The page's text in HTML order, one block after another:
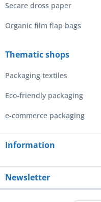
Secare dross paper
Organic film flap bags
Thematic shops
Packaging textiles
Eco-friendly packaging
e-commerce packaging
Information
Newsletter